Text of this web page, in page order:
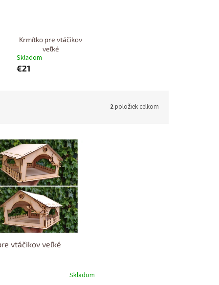
Krmítko pre vtáčikov
veľké
Skladom
€21
2položiek celkom
vtáčikov veľké
Skladom